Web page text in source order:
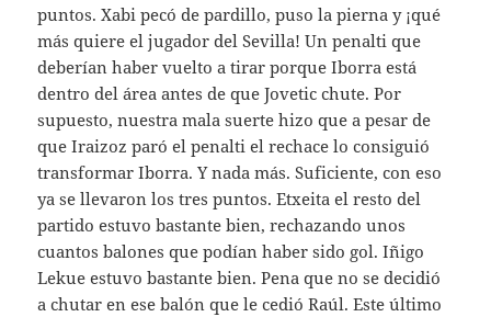
puntos. Xabi pecó de pardillo, puso la pierna y ¡qué
más quiere el jugador del Sevilla! Un penalti que
deberían haber vuelto a tirar porque Iborra está
dentro del área antes de que Jovetic chute. Por
supuesto, nuestra mala suerte hizo que a pesar de
que Iraizoz paró el penalti el rechace lo consiguió
transformar Iborra. Y nada más. Suficiente, con eso
ya se llevaron los tres puntos. Etxeita el resto del
partido estuvo bastante bien, rechazando unos
cuantos balones que podían haber sido gol. Iñigo
Lekue estuvo bastante bien. Pena que no se decidió
a chutar en ese balón que le cedió Raúl. Este último